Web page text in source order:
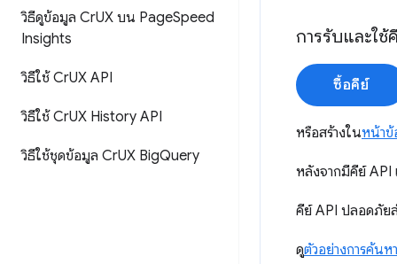
วิธีดูข้อมูล CrUX บน PageSpeed
Insights
วิธีใช้ CrUX API
วิธีใช้ CrUX History API
วิธีใช้ชุดข้อมูล CrUX BigQuery
การรับและใช้
ซื้อคีย์
หรือสร้างในหน้าข้
หลังจากมีคีย์ API
คีย์ API ปลอดภัยส
ดูตัวอย่างการค้นหา